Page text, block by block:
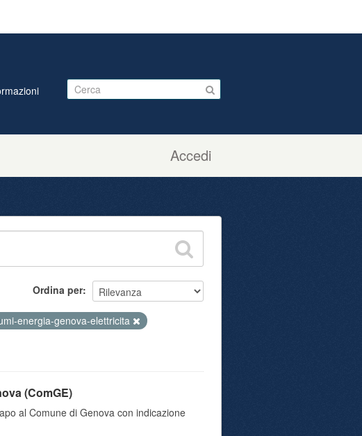
Accedi
Ordina per
energia-genova-elettricita
(ComGE)
al Comune di Genova con indicazione